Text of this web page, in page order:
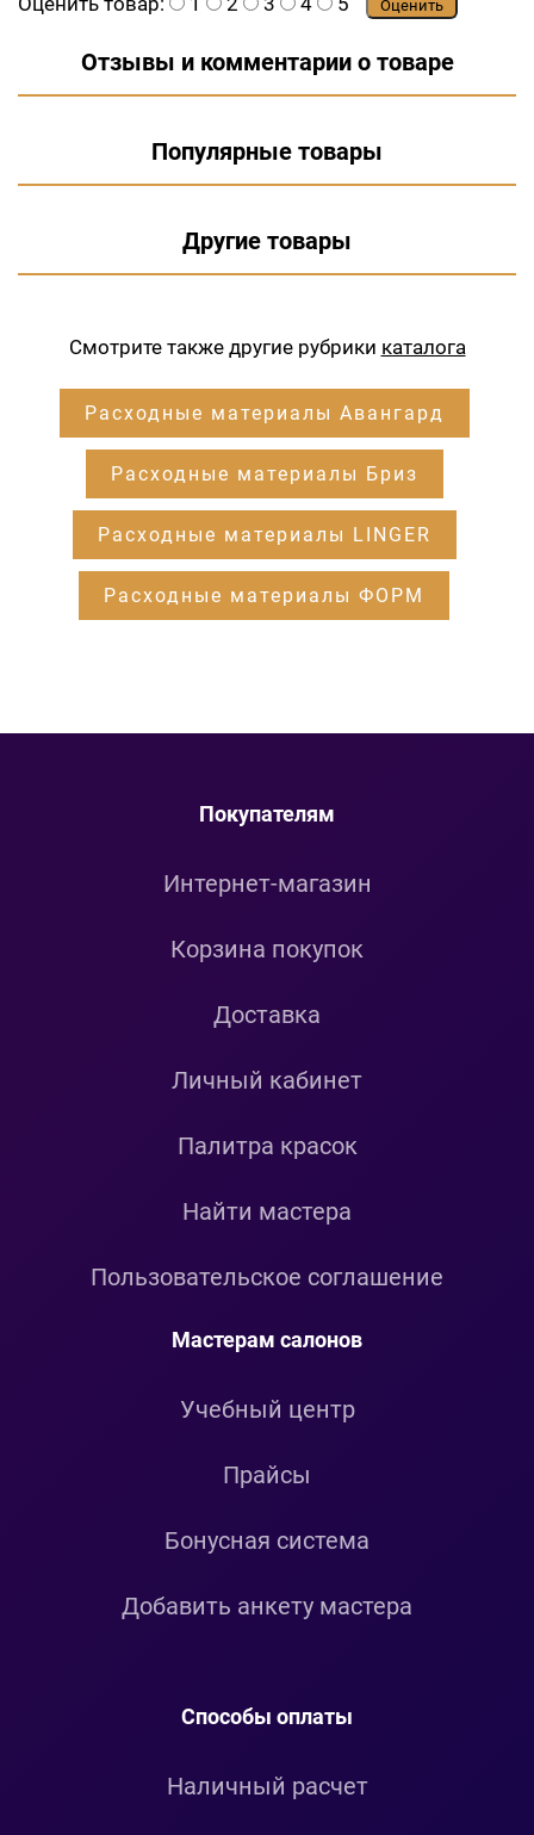
Оценить
Отзывы и комментарии о товаре
Популярные товары
Другие товары
Смотрите также другие рубрики каталога
Расходные материалы Авангард
Расходные материалы Бриз
Расходные материалы LINGER
Расходные материалы ФОРМ
Покупателям
Интернет-магазин
Корзина покупок
Доставка
Личный кабинет
Палитра красок
Найти мастера
Пользовательское соглашение
Мастерам салонов
Учебный центр
Прайсы
Бонусная система
Добавить анкету мастера
Способы оплаты
Наличный расчет